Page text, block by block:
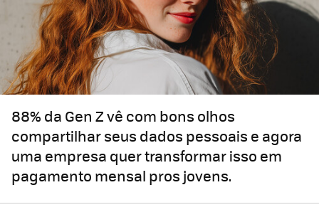
88% da Gen Z vê com bons olhos
compartilhar seus dados pessoais e agora
uma empresa quer transformar isso em
pagamento mensal pros jovens.